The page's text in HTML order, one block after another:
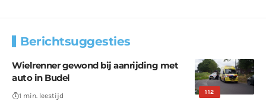
Berichtsuggesties
112
Wielrenner gewond bij aanrijding met
auto in Budel
1 min. leestijd